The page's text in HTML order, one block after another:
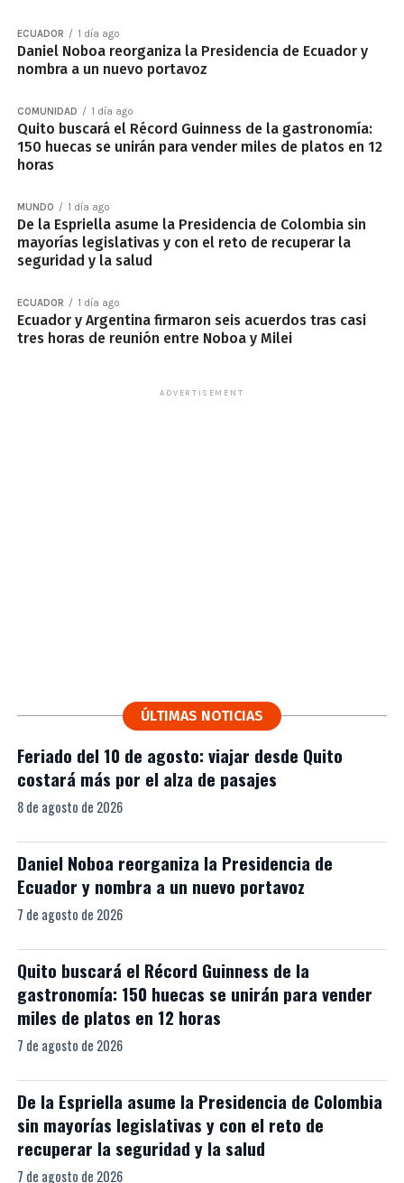
ECUADOR 1 día ago
Daniel Noboa reorganiza la Presidencia de Ecuador y
nombra a un nuevo portavoz
COMUNIDAD 1 día ago
Quito buscará el Récord Guinness de la gastronomía:
150 huecas se unirán para vender miles de platos en 12
horas
MUNDO 1 día ago
De la Espriella asume la Presidencia de Colombia sin
mayorías legislativas y con el reto de recuperar la
seguridad y la salud
ECUADOR 1 día ago
Ecuador y Argentina firmaron seis acuerdos tras casi
tres horas de reunión entre Noboa y Milei
ADVERTISEMENT
ÚLTIMAS NOTICIAS
Feriado del 10 de agosto: viajar desde Quito
costará más por el alza de pasajes
8 de agosto de 2026
Daniel Noboa reorganiza la Presidencia de
Ecuador y nombra a un nuevo portavoz
7 de agosto de 2026
Quito buscará el Récord Guinness de la
gastronomía: 150 huecas se unirán para vender
miles de platos en 12 horas
7 de agosto de 2026
De la Espriella asume la Presidencia de Colombia
sin mayorías legislativas y con el reto de
recuperar la seguridad y la salud
7 de agosto de 2026